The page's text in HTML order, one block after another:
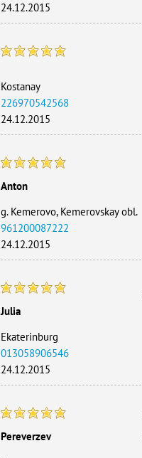
24.12.2015
Kostanay
226970542568
24.12.2015
Anton
g. Kemerovo, Kemerovskay obl.
961200087222
24.12.2015
Julia
Ekaterinburg
013058906546
24.12.2015
Pereverzev